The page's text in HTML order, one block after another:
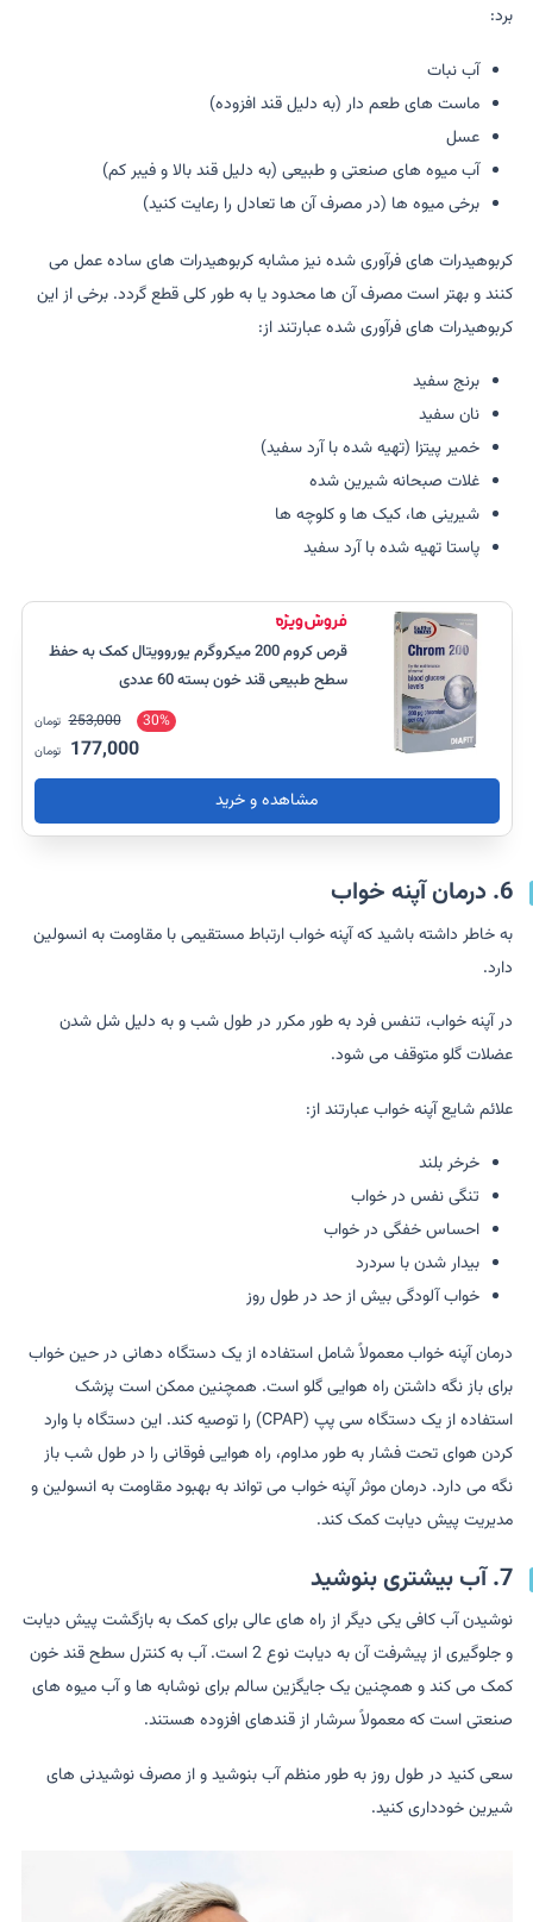
برد:
آب نبات
ماست های طعم دار (به دلیل قند افزوده)
عسل
آب میوه های صنعتی و طبیعی (به دلیل قند بالا و فیبر کم)
برخی میوه ها (در مصرف آن ها تعادل را رعایت کنید)
کربوهیدرات های فرآوری شده نیز مشابه کربوهیدرات های ساده عمل می
کنند و بهتر است مصرف آن ها محدود یا به طور کلی قطع گردد. برخی از این
کربوهیدرات های فرآوری شده عبارتند از:
برنج سفید
نان سفید
خمیر پیتزا (تهیه شده با آرد سفید)
غلات صبحانه شیرین شده
شیرینی ها، کیک ها و کلوچه ها
پاستا تهیه شده با آرد سفید
قرص کروم 200 میکروگرم یوروویتال کمک به حفظ
سطح طبیعی قند خون بسته 60 عددی
30%
253,000 تومان
177,000 تومان
مشاهده و خرید
6. درمان آپنه خواب
به خاطر داشته باشید که آپنه خواب ارتباط مستقیمی با مقاومت به انسولین
دارد.
در آپنه خواب، تنفس فرد به طور مکرر در طول شب و به دلیل شل شدن
عضلات گلو متوقف می شود.
علائم شایع آپنه خواب عبارتند از:
خرخر بلند
تنگی نفس در خواب
احساس خفگی در خواب
بیدار شدن با سردرد
خواب آلودگی بیش از حد در طول روز
درمان آپنه خواب معمولاً شامل استفاده از یک دستگاه دهانی در حین خواب
برای باز نگه داشتن راه هوایی گلو است. همچنین ممکن است پزشک
استفاده از یک دستگاه سی پپ (CPAP) را توصیه کند. این دستگاه با وارد
کردن هوای تحت فشار به طور مداوم، راه هوایی فوقانی را در طول شب باز
نگه می دارد. درمان موثر آپنه خواب می تواند به بهبود مقاومت به انسولین و
مدیریت پیش دیابت کمک کند.
7. آب بیشتری بنوشید
نوشیدن آب کافی یکی دیگر از راه های عالی برای کمک به بازگشت پیش دیابت
و جلوگیری از پیشرفت آن به دیابت نوع 2 است. آب به کنترل سطح قند خون
کمک می کند و همچنین یک جایگزین سالم برای نوشابه ها و آب میوه های
صنعتی است که معمولاً سرشار از قندهای افزوده هستند.
سعی کنید در طول روز به طور منظم آب بنوشید و از مصرف نوشیدنی های
شیرین خودداری کنید.